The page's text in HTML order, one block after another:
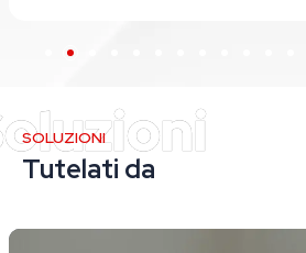
SOLUZIONI
Tutelati da